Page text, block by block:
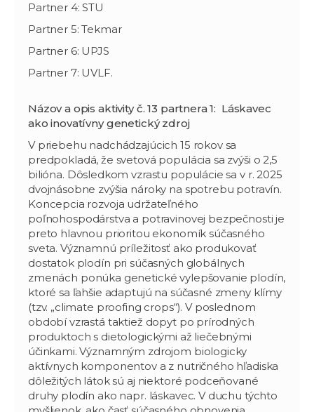
Partner 4: STU
Partner 5: Tekmar
Partner 6: UPJS
Partner 7: UVLF.
Názov a opis aktivity č. 13 partnera 1: Láskavec
ako inovatívny genetický zdroj
V priebehu nadchádzajúcich 15 rokov sa
predpokladá, že svetová populácia sa zvýši o 2,5
bilióna. Dôsledkom vzrastu populácie sa v r. 2025
dvojnásobne zvýšia nároky na spotrebu potravín.
Koncepcia rozvoja udržateľného
poľnohospodárstva a potravinovej bezpečnosti je
preto hlavnou prioritou ekonomík súčasného
sveta. Významnú príležitosť ako produkovať
dostatok plodín pri súčasných globálnych
zmenách ponúka genetické vylepšovanie plodín,
ktoré sa ľahšie adaptujú na súčasné zmeny klímy
(tzv. „climate proofing crops“). V poslednom
období vzrastá taktiež dopyt po prírodných
produktoch s dietologickými až liečebnými
účinkami. Významným zdrojom biologicky
aktívnych komponentov a z nutričného hľadiska
dôležitých látok sú aj niektoré podceňované
druhy plodín ako napr. láskavec. V duchu týchto